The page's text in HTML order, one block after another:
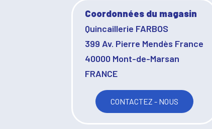
Coordonnées du magasin
Quincaillerie FARBOS
399 Av. Pierre Mendès France
40000 Mont-de-Marsan
FRANCE
CONTACTEZ - NOUS